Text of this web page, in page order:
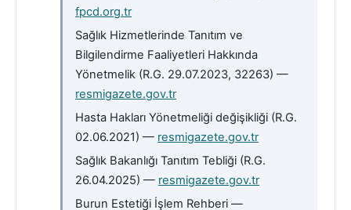
fpcd.org.tr
Sağlık Hizmetlerinde Tanıtım ve
Bilgilendirme Faaliyetleri Hakkında
Yönetmelik (R.G. 29.07.2023, 32263) —
resmigazete.gov.tr
Hasta Hakları Yönetmeliği değişikliği (R.G.
02.06.2021) — resmigazete.gov.tr
Sağlık Bakanlığı Tanıtım Tebliği (R.G.
26.04.2025) — resmigazete.gov.tr
Burun Estetiği İşlem Rehberi —